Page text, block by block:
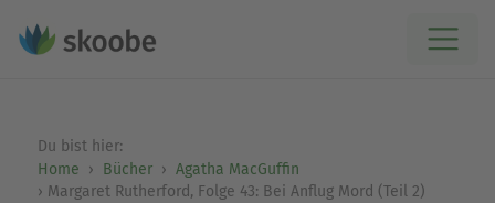
Du bist hier:
Home
Bücher
Agatha MacGuffin
Margaret Rutherford, Folge 43: Bei Anflug Mord (Teil 2)